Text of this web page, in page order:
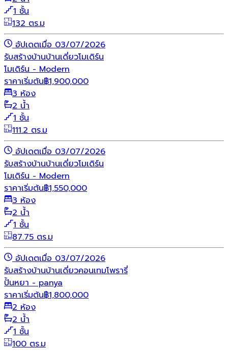
1 ชั้น
132 ตร.ม
อัปเดตเมื่อ 03/07/2026
รับสร้างบ้านบ้านเดี่ยวโมเดิร์น
โมเดิร์น - Modern
ราคาเริ่มต้น฿1,900,000
3 ห้อง
2 น้ำ
1 ชั้น
111.2 ตร.ม
อัปเดตเมื่อ 03/07/2026
รับสร้างบ้านบ้านเดี่ยวโมเดิร์น
โมเดิร์น - Modern
ราคาเริ่มต้น฿1,550,000
3 ห้อง
2 น้ำ
1 ชั้น
87.75 ตร.ม
อัปเดตเมื่อ 03/07/2026
รับสร้างบ้านบ้านเดี่ยวคอนเทมโพรารี่
ปั้นหยา - panya
ราคาเริ่มต้น฿1,800,000
2 ห้อง
2 น้ำ
1 ชั้น
100 ตร.ม